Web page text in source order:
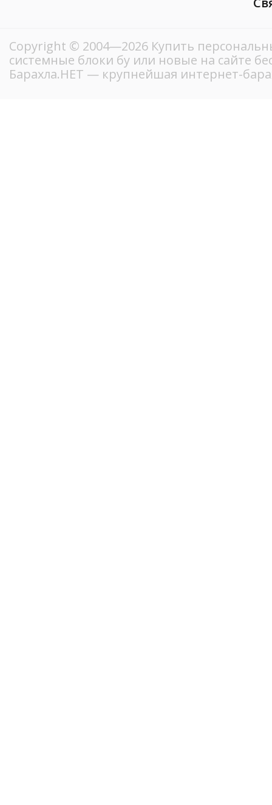
Copyright © 2004—2026 Купить
системные блоки бу или новые на сайте
Барахла.НЕТ — крупнейшая интернет-